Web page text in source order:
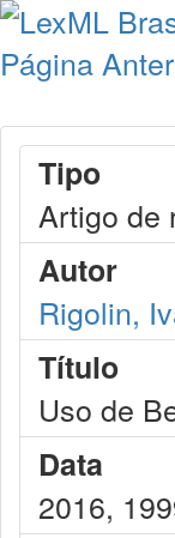
Página
Tipo
Artigo de
Autor
Rigolin,
Título
Uso de
Data
2016,